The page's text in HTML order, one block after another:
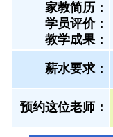
家教简历：
学员评价：
教学成果：
薪水要求：
预约这位老师：